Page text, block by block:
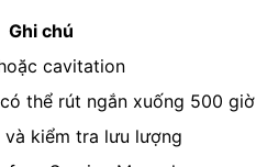
Ghi chú
cavitation
thể rút ngắn xuống 500 giờ
kiểm tra lưu lượng